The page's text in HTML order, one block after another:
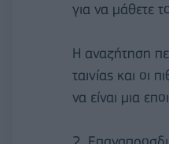
για να μάθετε το
Η αναζήτηση
ταινίας και οι
να είναι μια